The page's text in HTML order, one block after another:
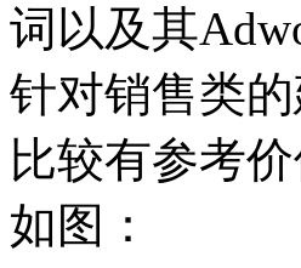
词以及其
针对销售类
比较有参考
如图：